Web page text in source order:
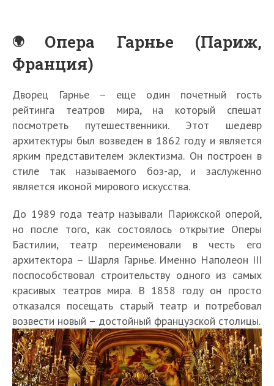
Опера Гарнье (Париж,
Франция)
Дворец Гарнье – еще один почетный гость
рейтинга театров мира, на который спешат
посмотреть путешественники. Этот шедевр
архитектуры был возведен в 1862 году и является
ярким представителем эклектизма. Он построен в
стиле так называемого боз-ар, и заслуженно
является иконой мирового искусства.
До 1989 года театр называли Парижской оперой,
но после того, как состоялось открытие Оперы
Бастилии, театр переименовали в честь его
архитектора – Шарля Гарнье. Именно Наполеон III
поспособствовал строительству одного из самых
красивых театров мира. В 1858 году он просто
отказался посещать старый театр и потребовал
возвести новый – достойный французской столицы.